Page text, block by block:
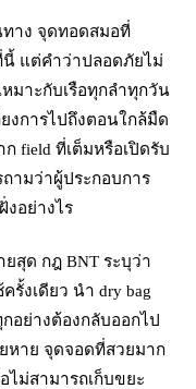
าง จุดทอดสมอที่
แต่คำว่าปลอดภัยไม่
มาะกับเรือทุกลำทุกวัน
งการไปถึงตอนใกล้มืด
ก field ที่เต็มหรือเปิดรับ
ามว่าผู้ประกอบการ
งอย่างไร
สุด กฎ BNT ระบุว่า
รั้งเดียว นำ dry bag
อย่างต้องกลับออกไป
หาย จุดจอดที่สวยมาก
ไม่สามารถเก็บขยะ